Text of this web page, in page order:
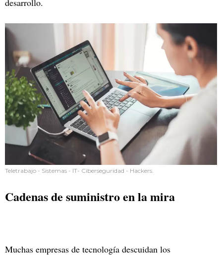
desarrollo.
Teletrabajo - Sistemas - IT- Ciberseguridad - Hackers.
Cadenas de suministro en la mira
Muchas empresas de tecnología descuidan los